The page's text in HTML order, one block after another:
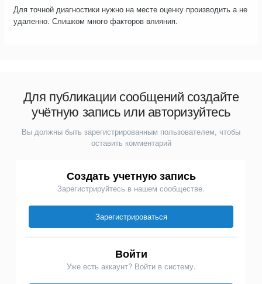
Для точной диагностики нужно на месте оценку производить а не
удаленно. Слишком много факторов влияния.
Для публикации сообщений создайте
учётную запись или авторизуйтесь
Вы должны быть зарегистрированным пользователем, чтобы
оставить комментарий
Создать учетную запись
Зарегистрируйтесь в нашем сообществе.
Зарегистрироваться
Войти
Уже есть аккаунт? Войти в систему.